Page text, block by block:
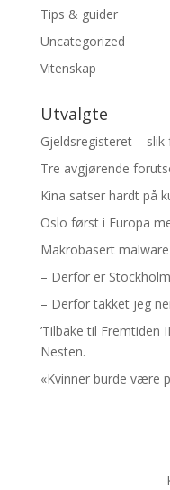
Tips & guider
Uncategorized
Vitenskap
Utvalgte
Gjeldsregisteret –
Tre avgjørende
Kina satser hardt på
Oslo først i Europa
Makrobasert
– Derfor er
– Derfor takket jeg
’Tilbake til Fremtiden
Nesten.
«Kvinner burde være